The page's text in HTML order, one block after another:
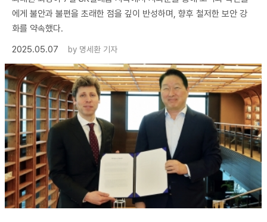
에게 불안과 불편을 초래한 점을 깊이 반성하며, 향후 철저한 보안 강
화를 약속했다.
2025.05.07
by 명세환 기자